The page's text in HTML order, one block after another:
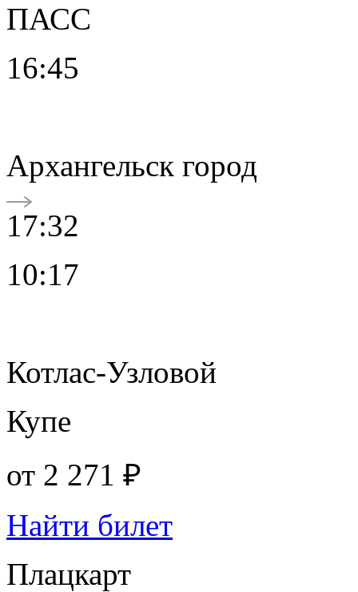
ПАСС
16:45
Архангельск город
17:32
10:17
Котлас-Узловой
Купе
от 2 271 ₽
Найти билет
Плацкарт